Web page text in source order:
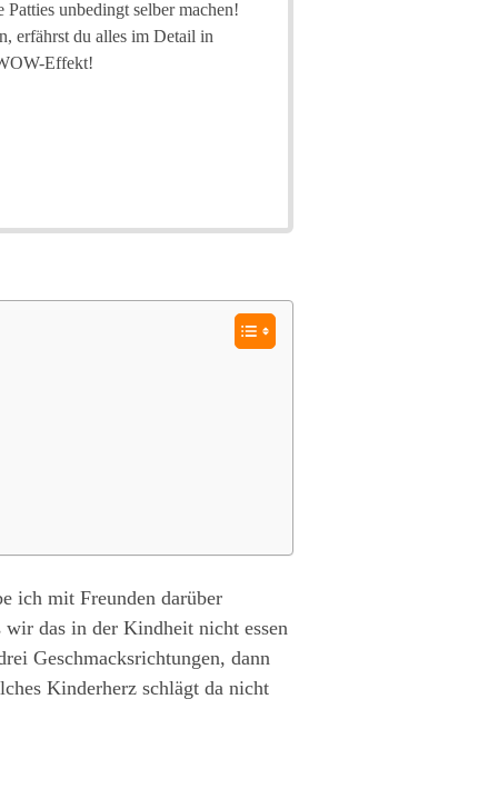
unbedingt selber machen!
erfährst du alles im Detail in
Effekt!
ich mit Freunden darüber
das in der Kindheit nicht essen
Geschmacksrichtungen, dann
Kinderherz schlägt da nicht